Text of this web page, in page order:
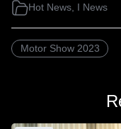
Hot News I News
Motor Show 2023